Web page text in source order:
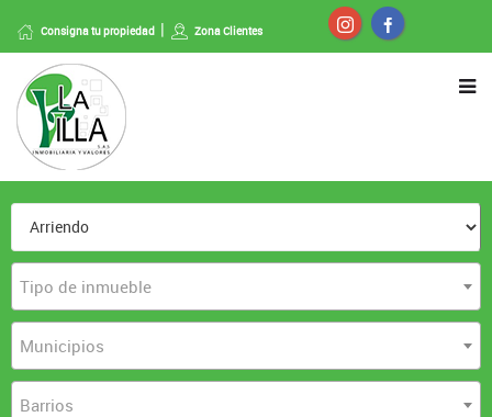
Consigna tu propiedad Zona Clientes
Tipo de inmueble
Municipios
Barrios